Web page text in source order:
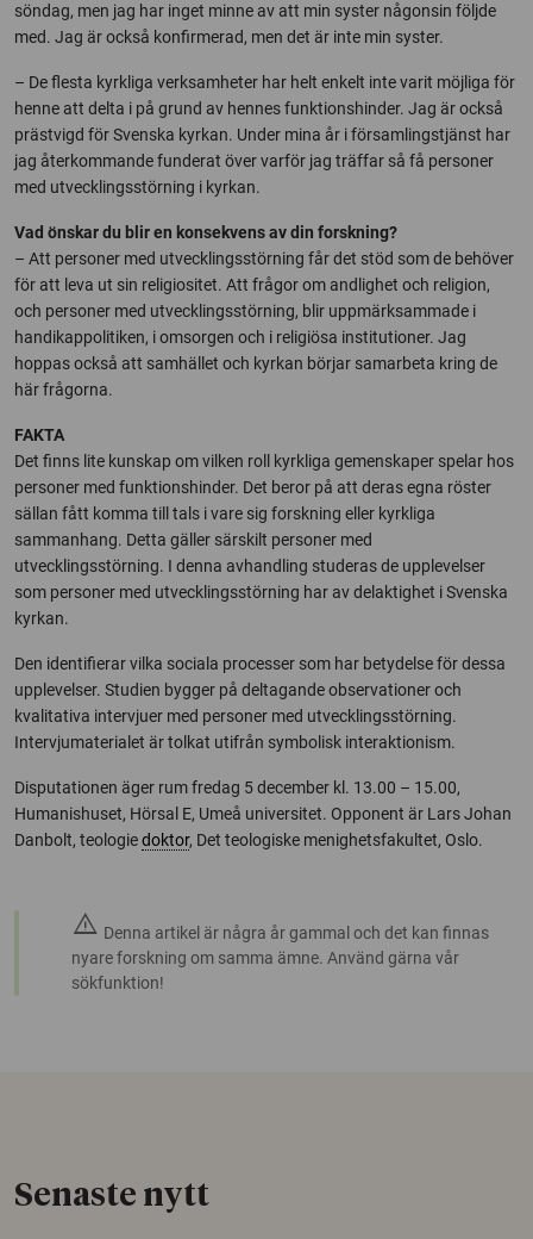
söndag, men jag har inget minne av att min syster någonsin följde
med. Jag är också konfirmerad, men det är inte min syster.
– De flesta kyrkliga verksamheter har helt enkelt inte varit möjliga för
henne att delta i på grund av hennes funktionshinder. Jag är också
prästvigd för Svenska kyrkan. Under mina år i församlingstjänst har
jag återkommande funderat över varför jag träffar så få personer
med utvecklingsstörning i kyrkan.
Vad önskar du blir en konsekvens av din forskning?
– Att personer med utvecklingsstörning får det stöd som de behöver
för att leva ut sin religiositet. Att frågor om andlighet och religion,
och personer med utvecklingsstörning, blir uppmärksammade i
handikappolitiken, i omsorgen och i religiösa institutioner. Jag
hoppas också att samhället och kyrkan börjar samarbeta kring de
här frågorna.
FAKTA
Det finns lite kunskap om vilken roll kyrkliga gemenskaper spelar hos
personer med funktionshinder. Det beror på att deras egna röster
sällan fått komma till tals i vare sig forskning eller kyrkliga
sammanhang. Detta gäller särskilt personer med
utvecklingsstörning. I denna avhandling studeras de upplevelser
som personer med utvecklingsstörning har av delaktighet i Svenska
kyrkan.
Den identifierar vilka sociala processer som har betydelse för dessa
upplevelser. Studien bygger på deltagande observationer och
kvalitativa intervjuer med personer med utvecklingsstörning.
Intervjumaterialet är tolkat utifrån symbolisk interaktionism.
Disputationen äger rum fredag 5 december kl. 13.00 – 15.00,
Humanishuset, Hörsal E, Umeå universitet. Opponent är Lars Johan
Danbolt, teologiedoktor, Det teologiske menighetsfakultet, Oslo.
warning Denna artikel är några år gammal och det kan finnas
nyare forskning om samma ämne. Använd gärna vår
sökfunktion!
Senaste nytt